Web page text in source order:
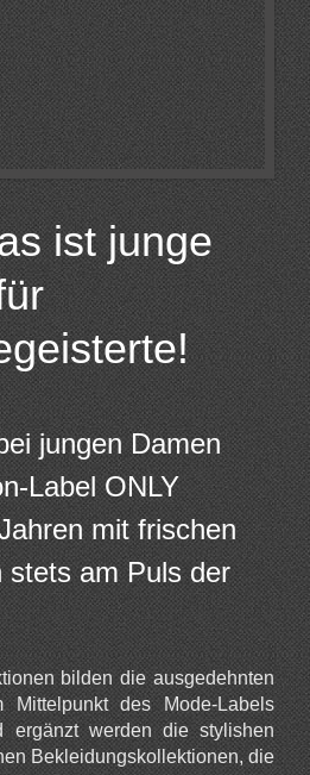
ist junge
jungen Damen
Label ONLY
mit frischen
stets am Puls der
bilden die ausgedehnten
Mittelpunkt des Mode-Labels
ergänzt werden die stylishen
Bekleidungskollektionen, die